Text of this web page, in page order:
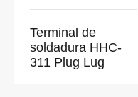
Terminal de
soldadura HHC-
311 Plug Lug